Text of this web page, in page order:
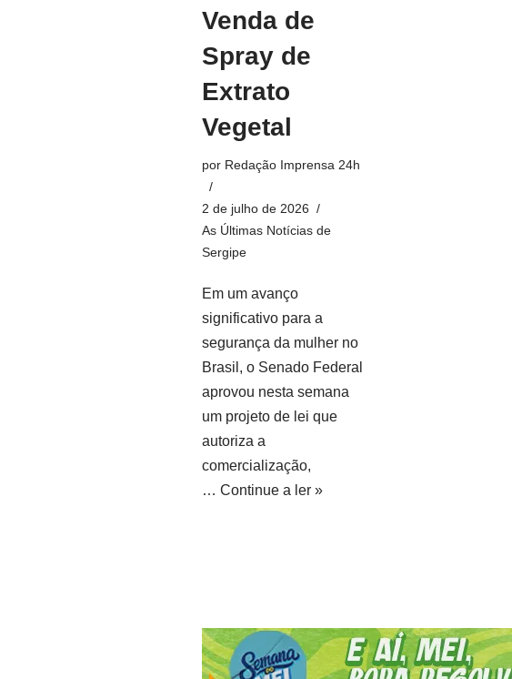
Venda de
Spray de
Extrato
Vegetal
por Redação Imprensa 24h
2 de julho de 2026
As Últimas Notícias de
Sergipe
Em um avanço
significativo para a
segurança da mulher no
Brasil, o Senado Federal
aprovou nesta semana
um projeto de lei que
autoriza a
comercialização,
… Continue a ler »